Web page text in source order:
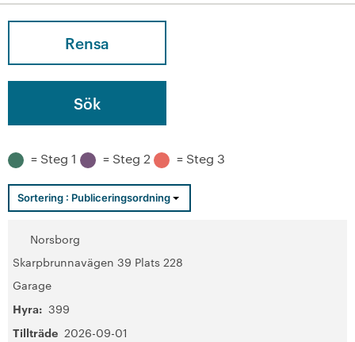
Rensa
= Steg 1 = Steg 2 = Steg 3
Sortering : Publiceringsordning
Norsborg
Skarpbrunnavägen 39 Plats 228
Garage
Hyra: 399
Tillträde 2026-09-01